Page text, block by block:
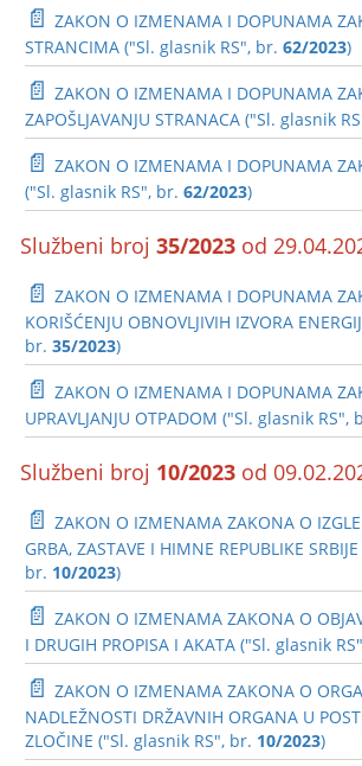
📄 ZAKON O IZMENAMA I DOPUNAMA
STRANCIMA ("Sl. glasnik RS", br.62/2023)
📄 ZAKON O IZMENAMA I DOPUNAMA
ZAPOŠLJAVANJU STRANACA ("Sl. glasnik
📄 ZAKON O IZMENAMA I DOPUNAMA
("Sl. glasnik RS", br.62/2023)
Službeni broj35/2023 od
📄 ZAKON O IZMENAMA I DOPUNAMA
KORIŠĆENJU OBNOVLJIVIH IZVORA
br.35/2023)
📄 ZAKON O IZMENAMA I DOPUNAMA
UPRAVLJANJU OTPADOM ("Sl. glasnik RS",
Službeni broj 10/2023 od
📄 ZAKON O IZMENAMA ZAKONA O
GRBA, ZASTAVE I HIMNE REPUBLIKE
br. 10/2023)
📄 ZAKON O IZMENAMA ZAKONA O
I DRUGIH PROPISA I AKATA ("Sl. glasnik
📄 ZAKON O IZMENAMA ZAKONA O
NADLEŽNOSTI DRŽAVNIH ORGANA U
ZLOČINE ("Sl. glasnik RS", br. 10/2023)